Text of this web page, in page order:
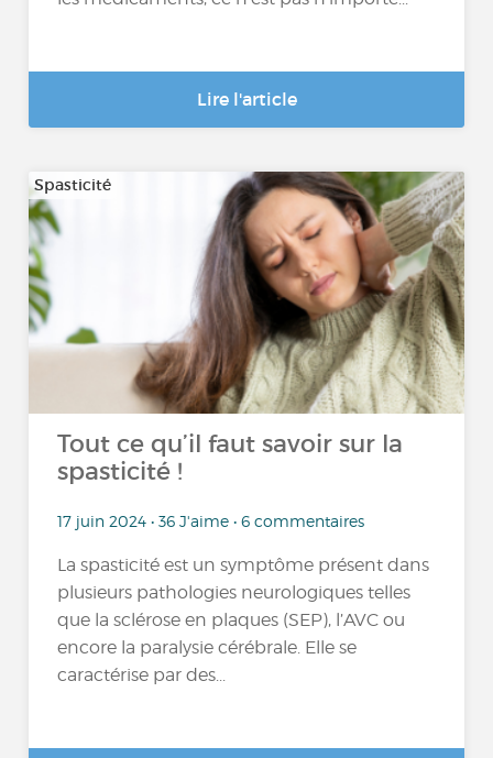
Lire l'article
Spasticité
Tout ce qu’il faut savoir sur la
spasticité !
17 juin 2024 • 36 J'aime • 6 commentaires
La spasticité est un symptôme présent dans
plusieurs pathologies neurologiques telles
que la sclérose en plaques (SEP), l’AVC ou
encore la paralysie cérébrale. Elle se
caractérise par des...